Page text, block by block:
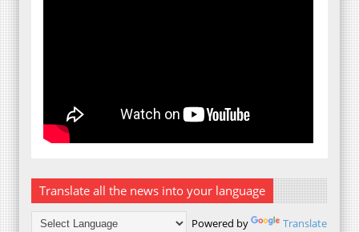
Translate all the news into your language
Powered by Translate